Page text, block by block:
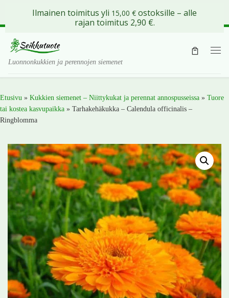
Skip to content
Luonnonkukkien ja perennojen siemenet
Etusivu » Kukkien siemenet – Niittykukat ja perennat annospusseissa » Tuore
tai kostea kasvupaikka » Tarhakehäkukka – Calendula officinalis –
Ringblomma
Ilmainen toimitus yli 15,00 € ostoksille – alle
rajan toimitus 2,90 €.